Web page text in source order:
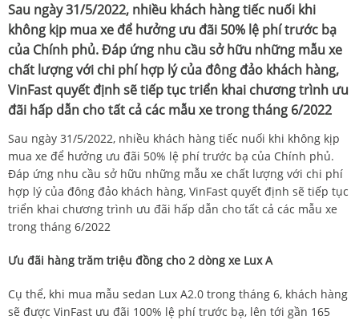
Sau ngày 31/5/2022, nhiều khách hàng tiếc nuối khi
không kịp mua xe để hưởng ưu đãi 50% lệ phí trước bạ
của Chính phủ. Đáp ứng nhu cầu sở hữu những mẫu xe
chất lượng với chi phí hợp lý của đông đảo khách hàng,
VinFast quyết định sẽ tiếp tục triển khai chương trình ưu
đãi hấp dẫn cho tất cả các mẫu xe trong tháng 6/2022
Sau ngày 31/5/2022, nhiều khách hàng tiếc nuối khi không kịp
mua xe để hưởng ưu đãi 50% lệ phí trước bạ của Chính phủ.
Đáp ứng nhu cầu sở hữu những mẫu xe chất lượng với chi phí
hợp lý của đông đảo khách hàng, VinFast quyết định sẽ tiếp tục
triển khai chương trình ưu đãi hấp dẫn cho tất cả các mẫu xe
trong tháng 6/2022
Ưu đãi hàng trăm triệu đồng cho 2 dòng xe Lux A
Cụ thể, khi mua mẫu sedan Lux A2.0 trong tháng 6, khách hàng
sẽ được VinFast ưu đãi 100% lệ phí trước bạ, lên tới gần 165